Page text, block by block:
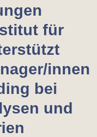
für
innen
bei
und